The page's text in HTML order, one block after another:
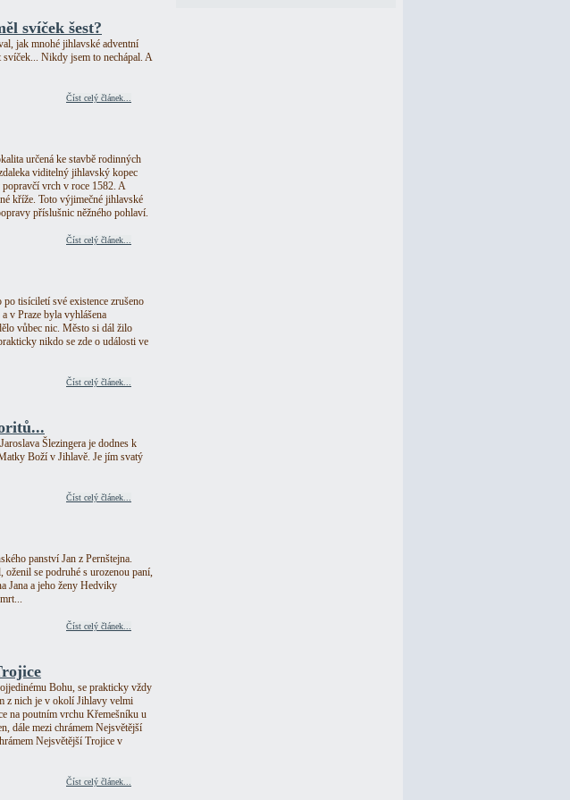
svíček šest?
jak mnohé jihlavské adventní
Nikdy jsem to nechápal. A
Číst celý článek...
určená ke stavbě rodinných
viditelný jihlavský kopec
vrch v roce 1582. A
kříže. Toto výjimečné jihlavské
příslušnic něžného pohlaví.
Číst celý článek...
tisíciletí své existence zrušeno
v Praze byla vyhlášena
vůbec nic. Město si dál žilo
nikdo se zde o události ve
Číst celý článek...
Šlezingera je dodnes k
Boží v Jihlavě. Je jím svatý
Číst celý článek...
panství Jan z Pernštejna.
se podruhé s urozenou paní,
Jana a jeho ženy Hedviky
Číst celý článek...
Bohu, se prakticky vždy
z nich je v okolí Jihlavy velmi
na poutním vrchu Křemešníku u
dále mezi chrámem Nejsvětější
Nejsvětější Trojice v
Číst celý článek...